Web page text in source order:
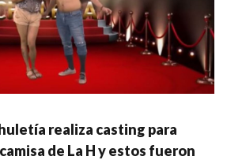
realiza casting para
de La H y estos fueron